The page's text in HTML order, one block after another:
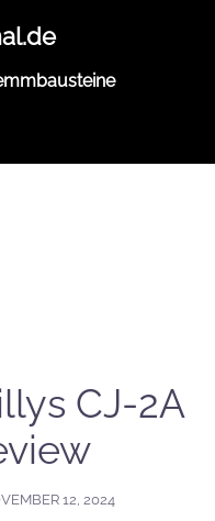
CJ-2A
12, 2024